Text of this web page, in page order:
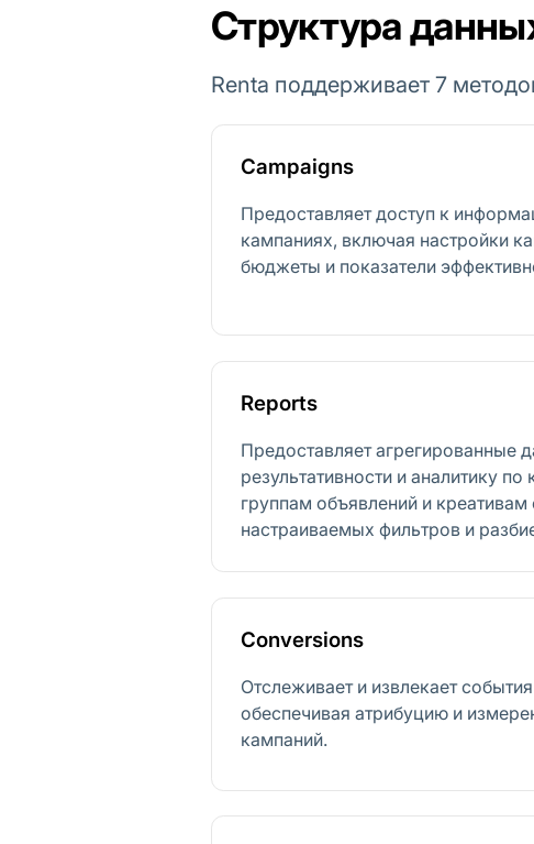
Структура
Renta поддерживает 7
Campaigns
Предоставляет доступ к
кампаниях, включая настройки
бюджеты и показатели
Reports
Предоставляет агрегированные
результативности и аналитику
группам объявлений и
настраиваемых фильтров и
Conversions
Отслеживает и извлекает
обеспечивая атрибуцию и
кампаний.